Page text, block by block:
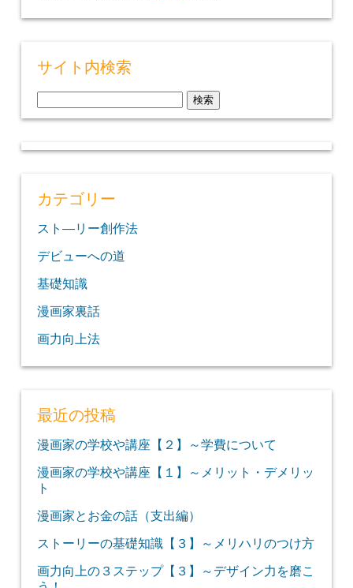
サイト内検索
索:
カテゴリー
スト―リー創作法
デビューへの道
基礎知識
漫画家裏話
画力向上法
最近の投稿
漫画家の学校や講座【２】～学費について
漫画家の学校や講座【１】～メリット・デメリッ
ト
漫画家とお金の話（支出編）
ストーリーの基礎知識【３】～メリハリのつけ方
画力向上の３ステップ【３】～デザイン力を磨こ